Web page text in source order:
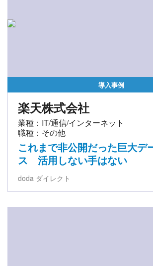
導入事例
楽天株式会社
業種：IT/通信/インターネット
職種：その他
これまで非公開だった巨大デ
ス 活用しない手はない
doda ダイレクト